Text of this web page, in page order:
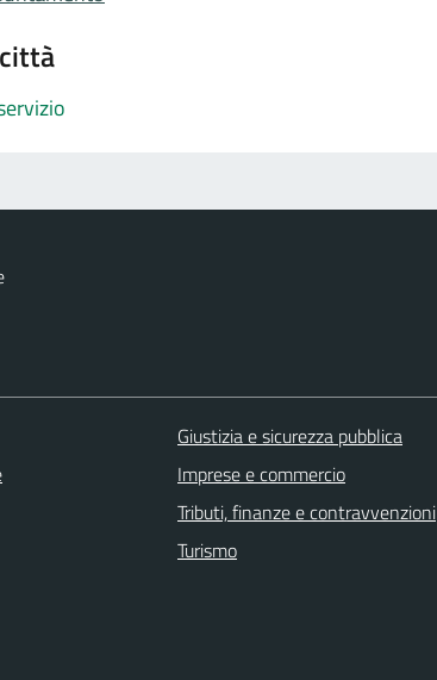
Giustizia e sicurezza pubblica
Imprese e commercio
Tributi, finanze e contravvenzioni
Turismo